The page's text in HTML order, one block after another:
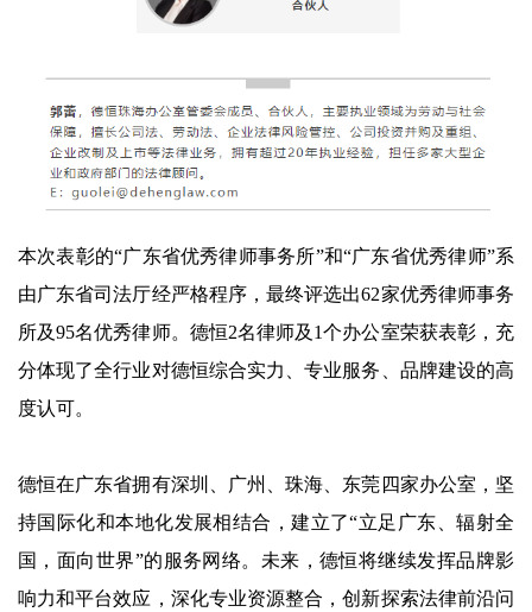
本次表彰的“广东省优秀律师事务所”和“广东省优秀律师”系
由广东省司法厅经严格程序，最终评选出62家优秀律师事务
所及95名优秀律师。德恒2名律师及1个办公室荣获表彰，充
分体现了全行业对德恒综合实力、专业服务、品牌建设的高
度认可。
德恒在广东省拥有深圳、广州、珠海、东莞四家办公室，坚
持国际化和本地化发展相结合，建立了“立足广东、辐射全
国，面向世界”的服务网络。未来，德恒将继续发挥品牌影
响力和平台效应，深化专业资源整合，创新探索法律前沿问